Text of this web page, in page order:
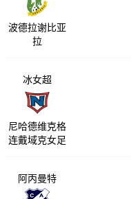
波德拉谢比亚
拉
冰女超
尼哈德维克格
连戴域克女足
阿丙曼特